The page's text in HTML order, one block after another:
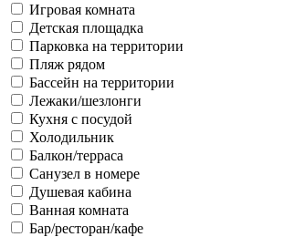
Игровая комната
Детская площадка
Парковка на территории
Пляж рядом
Бассейн на территории
Лежаки/шезлонги
Кухня с посудой
Холодильник
Балкон/терраса
Санузел в номере
Душевая кабина
Ванная комната
Бар/ресторан/кафе